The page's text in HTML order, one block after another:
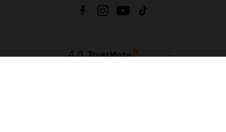
4.8